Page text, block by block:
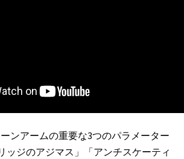
ンアームの重要な3つのパラメーター
ッジのアジマス」「アンチスケーティ